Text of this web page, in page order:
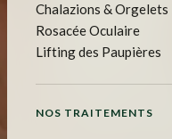
Chalazions & Orgelets
Rosacée Oculaire
Lifting des Paupières
NOS TRAITEMENTS